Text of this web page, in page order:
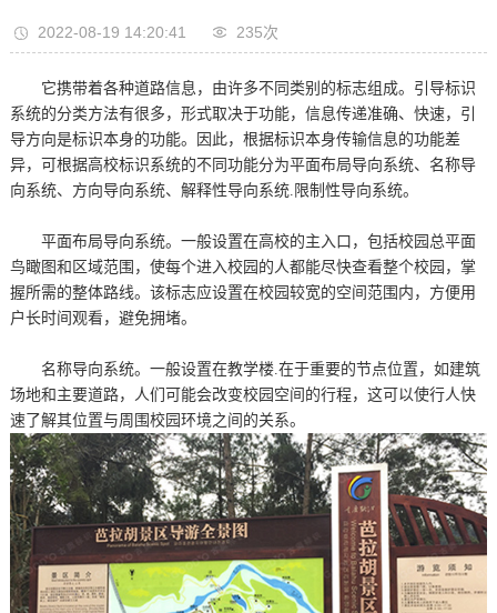
2022-08-19 14:20:41 235次
它携带着各种道路信息，由许多不同类别的标志组成。引导标识
系统的分类方法有很多，形式取决于功能，信息传递准确、快速，引
导方向是标识本身的功能。因此，根据标识本身传输信息的功能差
异，可根据高校标识系统的不同功能分为平面布局导向系统、名称导
向系统、方向导向系统、解释性导向系统.限制性导向系统。
平面布局导向系统。一般设置在高校的主入口，包括校园总平面
鸟瞰图和区域范围，使每个进入校园的人都能尽快查看整个校园，掌
握所需的整体路线。该标志应设置在校园较宽的空间范围内，方便用
户长时间观看，避免拥堵。
名称导向系统。一般设置在教学楼.在于重要的节点位置，如建筑
场地和主要道路，人们可能会改变校园空间的行程，这可以使行人快
速了解其位置与周围校园环境之间的关系。